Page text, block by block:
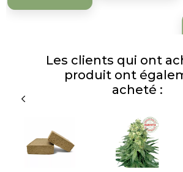
Les clients qui ont
produit ont
acheté :